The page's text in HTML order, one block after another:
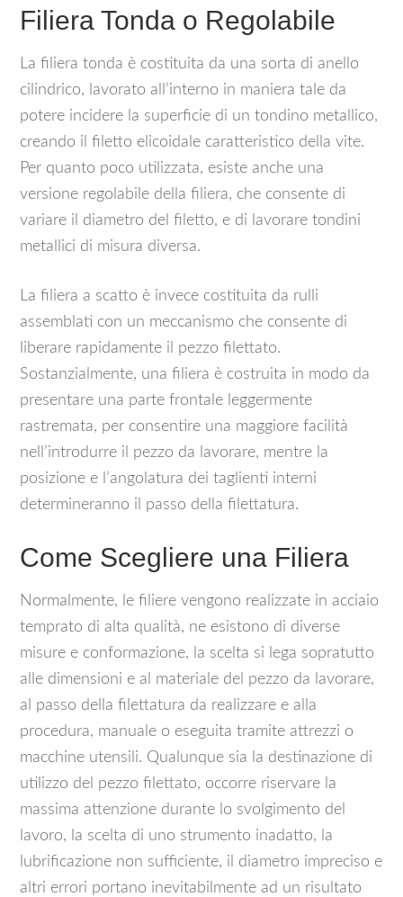
Filiera Tonda o Regolabile
La filiera tonda è costituita da una sorta di anello
cilindrico, lavorato all’interno in maniera tale da
potere incidere la superficie di un tondino metallico,
creando il filetto elicoidale caratteristico della vite.
Per quanto poco utilizzata, esiste anche una
versione regolabile della filiera, che consente di
variare il diametro del filetto, e di lavorare tondini
metallici di misura diversa.
La filiera a scatto è invece costituita da rulli
assemblati con un meccanismo che consente di
liberare rapidamente il pezzo filettato.
Sostanzialmente, una filiera è costruita in modo da
presentare una parte frontale leggermente
rastremata, per consentire una maggiore facilità
nell’introdurre il pezzo da lavorare, mentre la
posizione e l’angolatura dei taglienti interni
determineranno il passo della filettatura.
Come Scegliere una Filiera
Normalmente, le filiere vengono realizzate in acciaio
temprato di alta qualità, ne esistono di diverse
misure e conformazione, la scelta si lega sopratutto
alle dimensioni e al materiale del pezzo da lavorare,
al passo della filettatura da realizzare e alla
procedura, manuale o eseguita tramite attrezzi o
macchine utensili. Qualunque sia la destinazione di
utilizzo del pezzo filettato, occorre riservare la
massima attenzione durante lo svolgimento del
lavoro, la scelta di uno strumento inadatto, la
lubrificazione non sufficiente, il diametro impreciso e
altri errori portano inevitabilmente ad un risultato